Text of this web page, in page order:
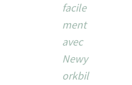
facile
ment
avec
Newy
orkbil